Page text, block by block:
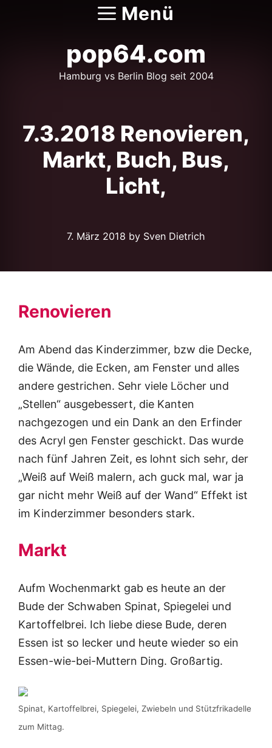
Menü
pop64.com
Hamburg vs Berlin Blog seit 2004
7.3.2018 Renovieren,
Markt, Buch, Bus,
Licht,
7. März 2018 by Sven Dietrich
Renovieren
Am Abend das Kinderzimmer, bzw die Decke,
die Wände, die Ecken, am Fenster und alles
andere gestrichen. Sehr viele Löcher und
„Stellen“ ausgebessert, die Kanten
nachgezogen und ein Dank an den Erfinder
des Acryl gen Fenster geschickt. Das wurde
nach fünf Jahren Zeit, es lohnt sich sehr, der
„Weiß auf Weiß malern, ach guck mal, war ja
gar nicht mehr Weiß auf der Wand“ Effekt ist
im Kinderzimmer besonders stark.
Markt
Aufm Wochenmarkt gab es heute an der
Bude der Schwaben Spinat, Spiegelei und
Kartoffelbrei. Ich liebe diese Bude, deren
Essen ist so lecker und heute wieder so ein
Essen-wie-bei-Muttern Ding. Großartig.
Spinat, Kartoffelbrei, Spiegelei, Zwiebeln und Stützfrikadelle
zum Mittag.